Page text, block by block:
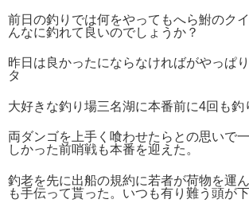
前日の釣りでは何をやってもへら鮒のク
んなに釣れて良いのでしょうか？
昨日は良かったにならなければがやっぱ
タ
大好きな釣り場三名湖に本番前に4回も釣
両ダンゴを上手く喰わせたらとの思いで
しかった前哨戦も本番を迎えた。
釣老を先に出船の規約に若者が荷物を運
も手伝って貰った。いつも有り難う頭が下